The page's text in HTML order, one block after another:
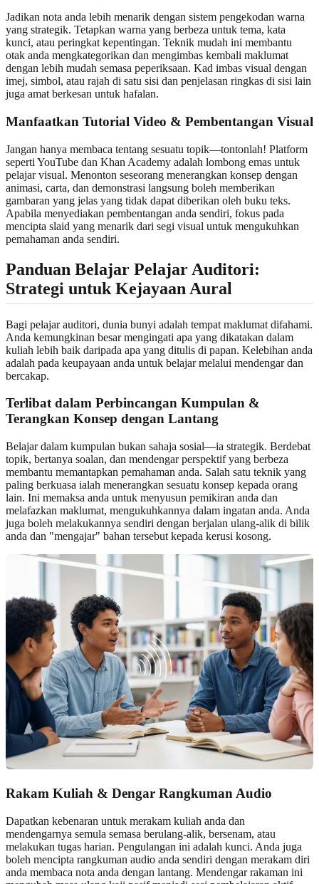
Jadikan nota anda lebih menarik dengan sistem pengekodan warna
yang strategik. Tetapkan warna yang berbeza untuk tema, kata
kunci, atau peringkat kepentingan. Teknik mudah ini membantu
otak anda mengkategorikan dan mengimbas kembali maklumat
dengan lebih mudah semasa peperiksaan. Kad imbas visual dengan
imej, simbol, atau rajah di satu sisi dan penjelasan ringkas di sisi lain
juga amat berkesan untuk hafalan.
Manfaatkan Tutorial Video & Pembentangan Visual
Jangan hanya membaca tentang sesuatu topik—tontonlah! Platform
seperti YouTube dan Khan Academy adalah lombong emas untuk
pelajar visual. Menonton seseorang menerangkan konsep dengan
animasi, carta, dan demonstrasi langsung boleh memberikan
gambaran yang jelas yang tidak dapat diberikan oleh buku teks.
Apabila menyediakan pembentangan anda sendiri, fokus pada
mencipta slaid yang menarik dari segi visual untuk mengukuhkan
pemahaman anda sendiri.
Panduan Belajar Pelajar Auditori:
Strategi untuk Kejayaan Aural
Bagi pelajar auditori, dunia bunyi adalah tempat maklumat difahami.
Anda kemungkinan besar mengingati apa yang dikatakan dalam
kuliah lebih baik daripada apa yang ditulis di papan. Kelebihan anda
adalah pada keupayaan anda untuk belajar melalui mendengar dan
bercakap.
Terlibat dalam Perbincangan Kumpulan &
Terangkan Konsep dengan Lantang
Belajar dalam kumpulan bukan sahaja sosial—ia strategik. Berdebat
topik, bertanya soalan, dan mendengar perspektif yang berbeza
membantu memantapkan pemahaman anda. Salah satu teknik yang
paling berkuasa ialah menerangkan sesuatu konsep kepada orang
lain. Ini memaksa anda untuk menyusun pemikiran anda dan
melafazkan maklumat, mengukuhkannya dalam ingatan anda. Anda
juga boleh melakukannya sendiri dengan berjalan ulang-alik di bilik
anda dan "mengajar" bahan tersebut kepada kerusi kosong.
Rakam Kuliah & Dengar Rangkuman Audio
Dapatkan kebenaran untuk merakam kuliah anda dan
mendengarnya semula semasa berulang-alik, bersenam, atau
melakukan tugas harian. Pengulangan ini adalah kunci. Anda juga
boleh mencipta rangkuman audio anda sendiri dengan merakam diri
anda membaca nota anda dengan lantang. Mendengar rakaman ini